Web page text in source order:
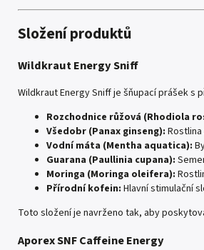
Složení produktů
Wildkraut Energy Sniff
Wildkraut Energy Sniff je šňupací prášek s
Rozchodnice růžová (Rhodiola
Všedobr (Panax ginseng):
Vodní máta (Mentha aquatica):
Guarana (Paullinia cupana):
Moringa (Moringa oleifera):
Přírodní kofein: Hlavní stimulační
Toto složení je navrženo tak, aby
Aporex SNF Caffeine Energy